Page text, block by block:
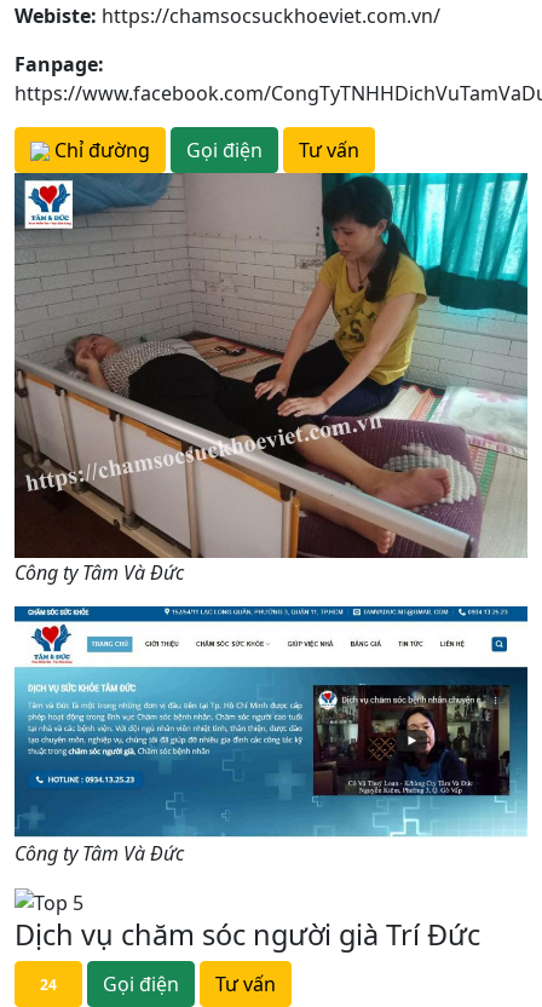
Webiste: https://chamsocsuckhoeviet.com.vn/
Fanpage:
https://www.facebook.com/
Chỉ đường Gọi điện Tư vấn
Công ty Tâm Và Đức
Công ty Tâm Và Đức
Dịch vụ chăm sóc người già Trí Đức
24 Gọi điện
Tư vấn